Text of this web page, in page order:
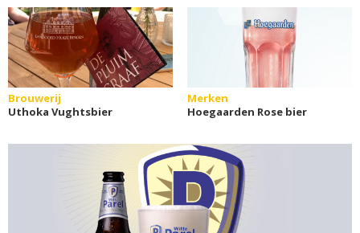
Brouwerij
Uthoka Vughtsbier
Merken
Hoegaarden Rose bier